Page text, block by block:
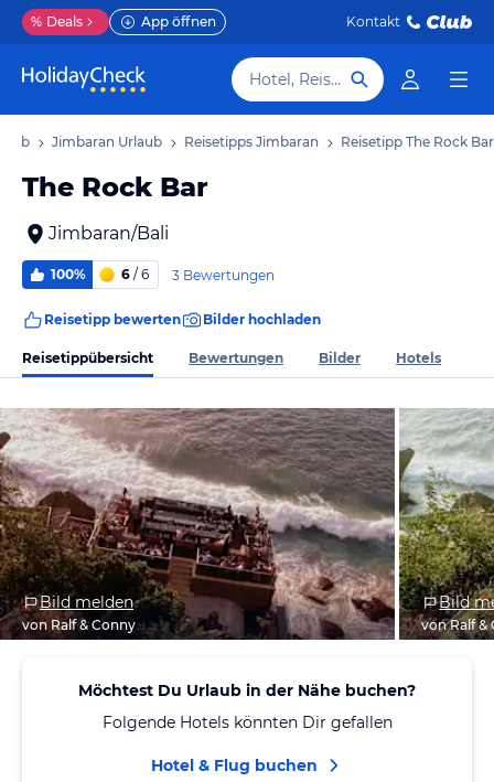
% Deals App öffnen Kontakt
Hotel, Reiseziel
Jimbaran Urlaub Reisetipps Jimbaran Reisetipp The Rock Bar
The Rock Bar
Jimbaran/Bali
100% 6 / 6 3 Bewertungen
Reisetipp bewerten Bilder hochladen
Reisetippübersicht Bewertungen Bilder Hotels
Bild melden
von Ralf & Conny
Bild
von Ralf &
Möchtest Du Urlaub in der Nähe buchen?
Folgende Hotels könnten Dir gefallen
Hotel & Flug buchen